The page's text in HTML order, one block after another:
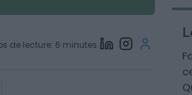
de lecture: 6 minutes